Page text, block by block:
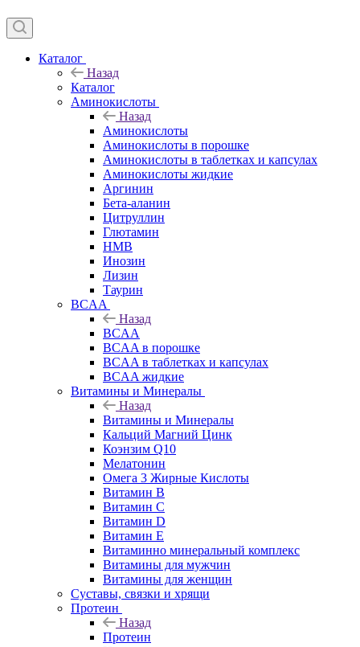
Каталог
Назад
Каталог
Аминокислоты
Назад
Аминокислоты
Аминокислоты в порошке
Аминокислоты в таблетках и капсулах
Аминокислоты жидкие
Аргинин
Бета-аланин
Цитруллин
Глютамин
HMB
Инозин
Лизин
Таурин
BCAA
Назад
BCAA
BCAA в порошке
BCAA в таблетках и капсулах
BCAA жидкие
Витамины и Минералы
Назад
Витамины и Минералы
Кальций Магний Цинк
Коэнзим Q10
Мелатонин
Омега 3 Жирные Кислоты
Витамин B
Витамин C
Витамин D
Витамин E
Витаминно минеральный комплекс
Витамины для мужчин
Витамины для женщин
Суставы, связки и хрящи
Протеин
Назад
Протеин